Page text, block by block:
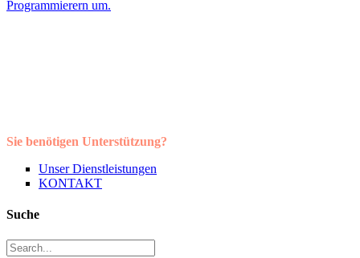
Programmierern um.
Sie benötigen Unterstützung?
Unser Dienstleistungen
KONTAKT
Suche